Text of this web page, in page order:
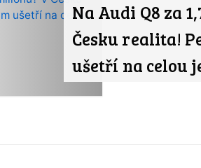
Na Audi Q8 za
Česku realita!
ušetří na celou